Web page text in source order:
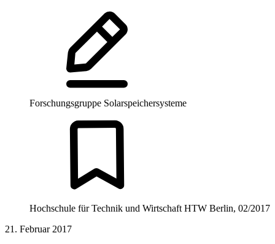
Forschungsgruppe Solarspeichersysteme
Hochschule für Technik und Wirtschaft HTW Berlin, 02/2017
21. Februar 2017